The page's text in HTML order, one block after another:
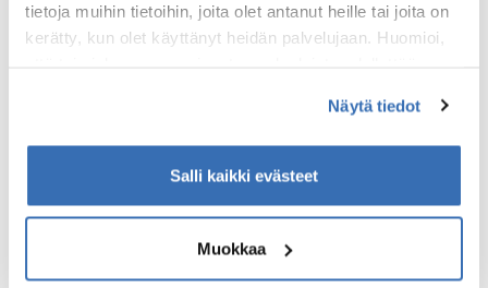
tietoja muihin tietoihin, joita olet antanut heille tai joita on
kerätty, kun olet käyttänyt heidän palvelujaan. Huomioi,
Näytä tiedot
Salli kaikki evästeet
Muokkaa
alkaen
EUR 199.00